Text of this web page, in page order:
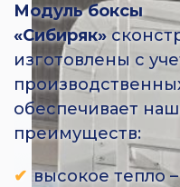
Модуль боксы
«Сибиряк»
изготовлены с
обеспечивает
преимуществ:
высокое тепло